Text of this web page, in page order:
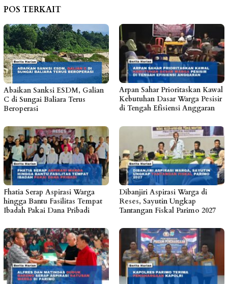
POS TERKAIT
Abaikan Sanksi ESDM, Galian
C di Sungai Baliara Terus
Beroperasi
Arpan Sahar Prioritaskan Kawal
Kebutuhan Dasar Warga Pesisir
di Tengah Efisiensi Anggaran
Fhatia Serap Aspirasi Warga
hingga Bantu Fasilitas Tempat
Ibadah Pakai Dana Pribadi
Dibanjiri Aspirasi Warga di
Reses, Sayutin Ungkap
Tantangan Fiskal Parimo 2027